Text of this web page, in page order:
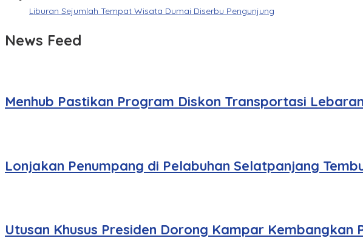
Liburan Sejumlah Tempat Wisata Dumai Diserbu Pengunjung
News Feed
Menhub Pastikan Program Diskon Transportasi
Lonjakan Penumpang di Pelabuhan Selatpanjang
Utusan Khusus Presiden Dorong Kampar